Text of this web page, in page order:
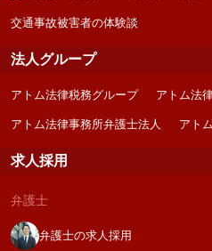
交通事故被害者の体験談
法人グループ
アトム法律税務グループ アトム法
アトム法律事務所弁護士法人 アト
求人採用
弁護士
弁護士の求人採用